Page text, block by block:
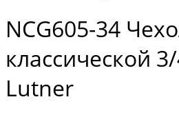
NCG605-34
классической
Lutner